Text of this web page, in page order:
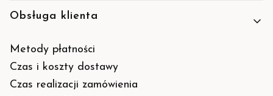
Obsługa klienta
Metody płatności
Czas i koszty dostawy
Czas realizacji zamówienia